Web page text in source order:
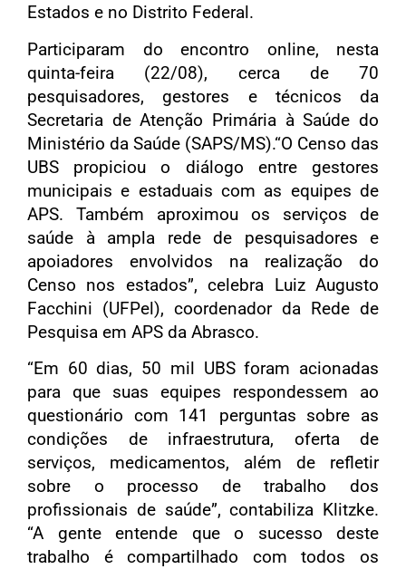
Estados e no Distrito Federal.
Participaram do encontro online, nesta
quinta-feira (22/08), cerca de 70
pesquisadores, gestores e técnicos da
Secretaria de Atenção Primária à Saúde do
Ministério da Saúde (SAPS/MS).“O Censo das
UBS propiciou o diálogo entre gestores
municipais e estaduais com as equipes de
APS. Também aproximou os serviços de
saúde à ampla rede de pesquisadores e
apoiadores envolvidos na realização do
Censo nos estados”, celebra Luiz Augusto
Facchini (UFPel), coordenador da Rede de
Pesquisa em APS da Abrasco.
“Em 60 dias, 50 mil UBS foram acionadas
para que suas equipes respondessem ao
questionário com 141 perguntas sobre as
condições de infraestrutura, oferta de
serviços, medicamentos, além de refletir
sobre o processo de trabalho dos
profissionais de saúde”, contabiliza Klitzke.
“A gente entende que o sucesso deste
trabalho é compartilhado com todos os